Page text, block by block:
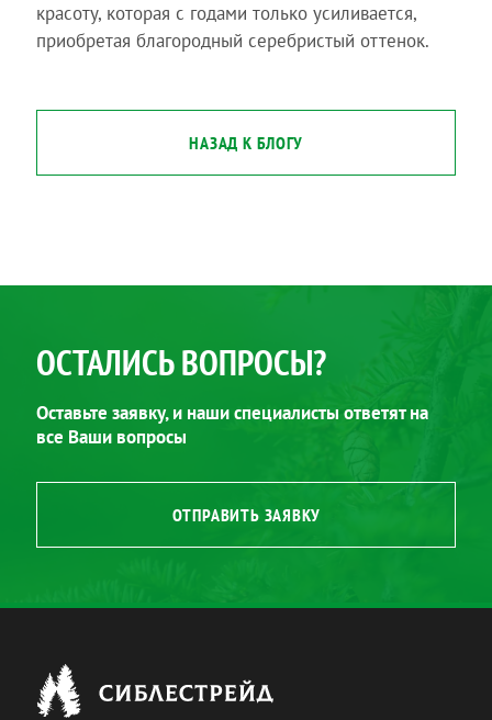
красоту, которая с годами только усиливается,
приобретая благородный серебристый оттенок.
НАЗАД К БЛОГУ
ОСТАЛИСЬ ВОПРОСЫ?
Оставьте заявку, и наши специалисты ответят на
все Ваши вопросы
ОТПРАВИТЬ ЗАЯВКУ